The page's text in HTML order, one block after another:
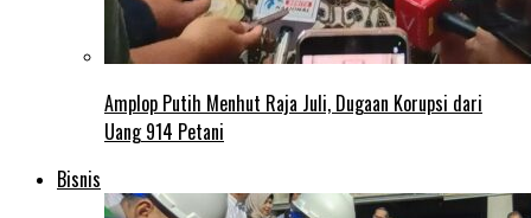
Amplop Putih Menhut Raja Juli, Dugaan Korupsi dari
Uang 914 Petani
Bisnis